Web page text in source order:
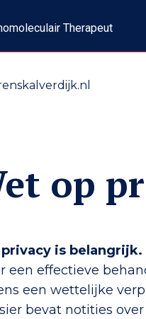
Therapeut
op
privacy is belangrijk.
een effectieve
een wettelijke
bevat notities